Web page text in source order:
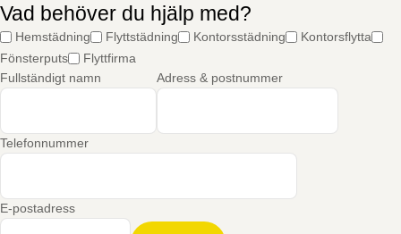
Vad behöver du hjälp med?
Hemstädning Flyttstädning Kontorsstädning
Kontorsflytta
Fönsterputs
Flyttfirma
Fullständigt namn
Adress & postnummer
Telefonnummer
E-postadress